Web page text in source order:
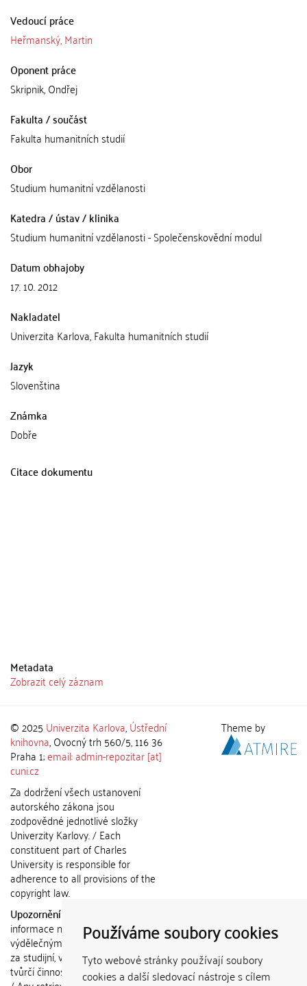
Používáme soubory cookies
Tyto webové stránky používají soubory
cookies a další sledovací nástroje s cílem
Vedoucí práce
Heřmanský, Martin
Oponent práce
Skripnik, Ondřej
Fakulta / součást
Fakulta humanitních studií
Obor
Studium humanitní vzdělanosti
Katedra / ústav / klinika
Studium humanitní vzdělanosti - Společenskovědní modul
Datum obhajoby
17. 10. 2012
Nakladatel
Univerzita Karlova, Fakulta humanitních studií
Jazyk
Slovenština
Známka
Dobře
Citace dokumentu
Metadata
Zobrazit celý záznam
© 2025 Univerzita Karlova,Ústřední
knihovna, Ovocný trh 560/5, 116 36
Praha 1;email: admin-repozitar [at]
cuni.cz
Za dodržení všech ustanovení
autorského zákona jsou
zodpovědné jednotlivé složky
Univerzity Karlovy. / Each
constituent part of Charles
University is responsible for
adherence to all provisions of the
copyright law.
Upozornění / Notice:
informace nemohou být použity k
výdělečným účelům nebo vydávány
za studijní, vědeckou nebo jinou
tvůrčí činnost jiné osoby než autora.
Theme by